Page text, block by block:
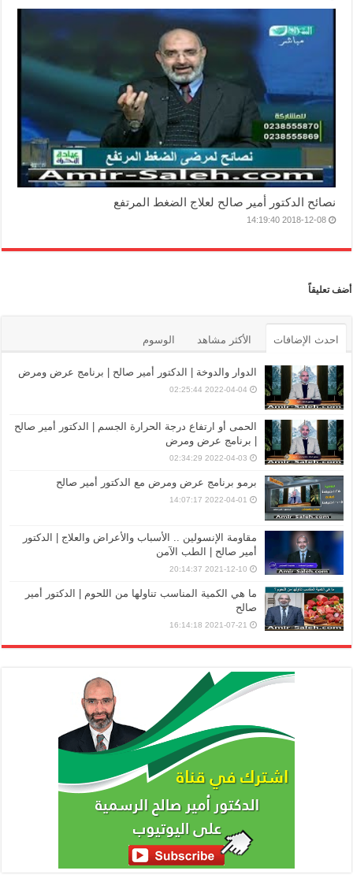
نصائح الدكتور أمير صالح لعلاج الضغط المرتفع
2018-12-08 14:19:40
أضف تعليقاً
احدث الإضافات الأكثر مشاهد الوسوم
الدوار والدوخة | الدكتور أمير صالح | برنامج عرض ومرض
2022-04-04 02:25:44
الحمى أو ارتفاع درجة الحرارة الجسم | الدكتور أمير صالح
| برنامج عرض ومرض
2022-04-03 02:34:29
برمو برنامج عرض ومرض مع الدكتور أمير صالح
2022-04-01 14:07:17
مقاومة الإنسولين .. الأسباب والأعراض والعلاج | الدكتور
أمير صالح | الطب الآمن
2021-12-10 20:14:37
ما هي الكمية المناسب تناولها من اللحوم | الدكتور أمير
صالح
2021-07-21 16:14:18